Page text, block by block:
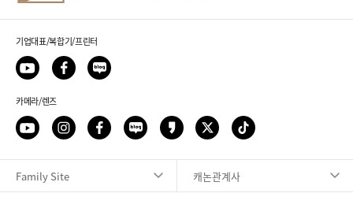
기업대표/복합기/프린터
카메라/렌즈
Family Site 캐논관계사